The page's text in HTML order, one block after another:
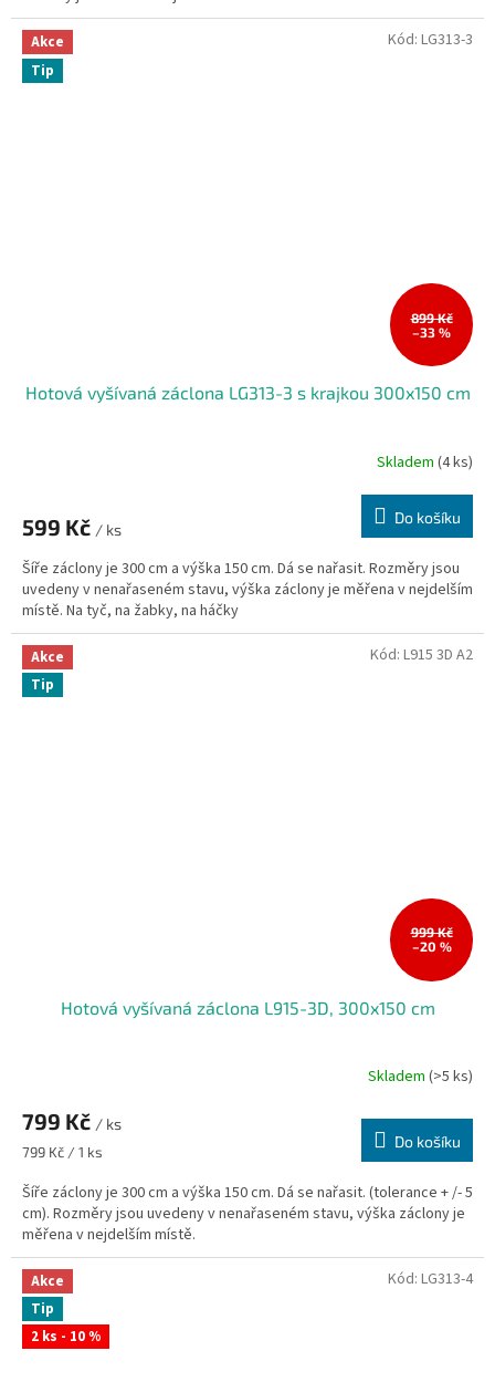
Akce
Tip
899 Kč
–33 %
Hotová vyšívaná záclona LG313-3 s krajkou 300x150 cm
Skladem (4 ks)
599 Kč / ks
Do košíku
Šíře záclony je 300 cm a výška 150 cm. Dá se nařasit. Rozměry jsou
uvedeny v nenařaseném stavu, výška záclony je měřena v nejdelším
místě. Na tyč, na žabky, na háčky
Kód: LG313-3
Akce
Tip
999 Kč
–20 %
Hotová vyšívaná záclona L915-3D, 300x150 cm
Skladem (>5 ks)
799 Kč / ks
Měrná
799 Kč / 1 ks
Do košíku
Šíře záclony je 300 cm a výška 150 cm. Dá se nařasit. (tolerance + /- 5
cm). Rozměry jsou uvedeny v nenařaseném stavu, výška záclony je
měřena v nejdelším místě.
Kód: L915 3D A2
Akce
Tip
2 ks - 10 %
Kód: LG313-4